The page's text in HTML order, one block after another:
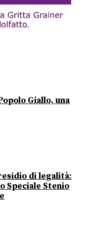
Giallo, una
di legalità:
Speciale Stenio